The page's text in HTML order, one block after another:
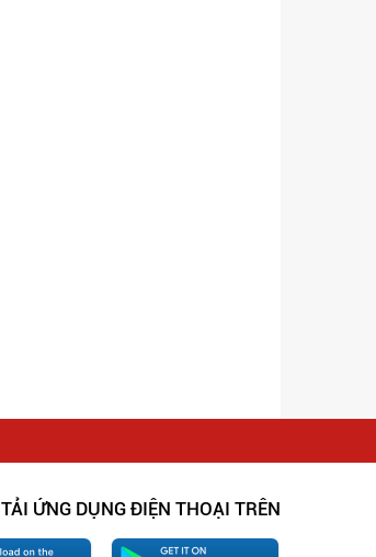
TẢI ỨNG DỤNG ĐIỆN THOẠI TRÊN